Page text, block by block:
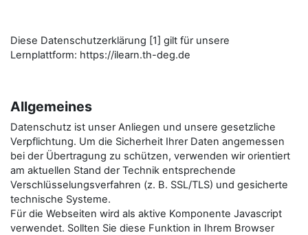
Diese Datenschutzerklärung [1] gilt für unsere
Lernplattform: https://ilearn.th-deg.de
Allgemeines
Datenschutz ist unser Anliegen und unsere gesetzliche
Verpflichtung. Um die Sicherheit Ihrer Daten angemessen
bei der Übertragung zu schützen, verwenden wir orientiert
am aktuellen Stand der Technik entsprechende
Verschlüsselungsverfahren (z. B. SSL/TLS) und gesicherte
technische Systeme.
Für die Webseiten wird als aktive Komponente Javascript
verwendet. Sollten Sie diese Funktion in Ihrem Browser